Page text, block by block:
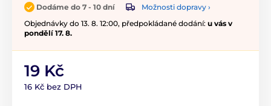
Dodáme do 7 - 10 dní
Možnosti dopravy ›
Objednávky do 13. 8. 12:00, předpokládané dodání: u vás v
pondělí 17. 8.
19 Kč
16 Kč bez DPH